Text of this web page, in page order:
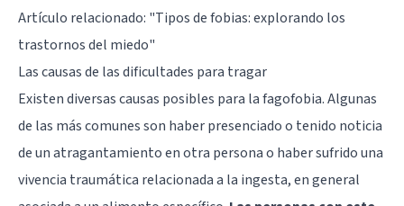
Artículo relacionado: "Tipos de fobias: explorando los
trastornos del miedo"
Las causas de las dificultades para tragar
Existen diversas causas posibles para la fagofobia. Algunas
de las más comunes son haber presenciado o tenido noticia
de un atragantamiento en otra persona o haber sufrido una
vivencia traumática relacionada a la ingesta, en general